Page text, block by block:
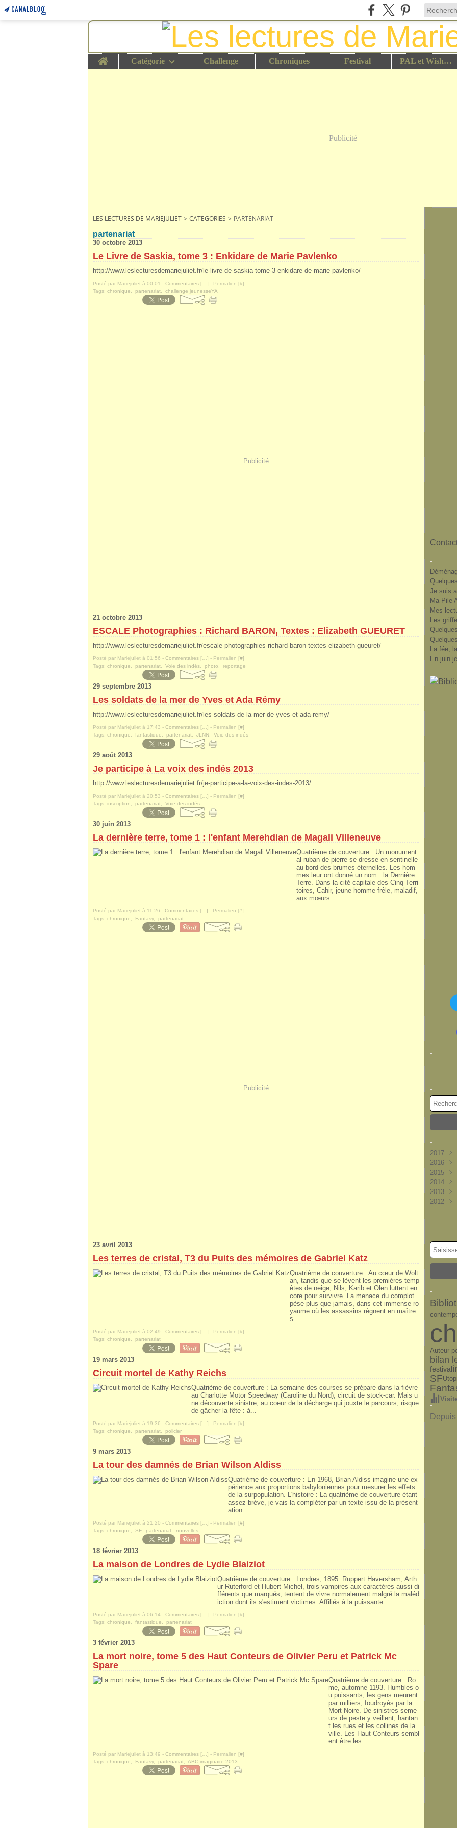
Home Catégorie Challenge Chroniques Festival PAL et Wish List
Publicité
LES LECTURES DE MARIEJULIET > CATEGORIES > PARTENARIAT
partenariat
30 octobre 2013
Le Livre de Saskia, tome 3 : Enkidare de Marie Pavlenko
http://www.leslecturesdemariejuliet.fr/le-livre-de-saskia-tome-3-enkidare-de-marie-pavlenko/
Posté par Mariejuliet à 00:01 - Commentaires [ ] - Permalien [#]
Tags: chronique partenariat challenge jeunesseYA
Publicité
21 octobre 2013
ESCALE Photographies : Richard BARON, Textes : Elizabeth GUEURET
http://www.leslecturesdemariejuliet.fr/escale-photographies-richard-baron-textes-elizabeth-gueuret/
Posté par Mariejuliet à 01:56 - Commentaires [ ] - Permalien [#]
Tags: chronique partenariat Voie des indés photo reportage
29 septembre 2013
Les soldats de la mer de Yves et Ada Rémy
http://www.leslecturesdemariejuliet.fr/les-soldats-de-la-mer-de-yves-et-ada-remy/
Posté par Mariejuliet à 17:43 - Commentaires [ ] - Permalien [#]
Tags: chronique fantastique partenariat JLNN Voie des indés
29 août 2013
Je participe à La voix des indés 2013
http://www.leslecturesdemariejuliet.fr/je-participe-a-la-voix-des-indes-2013/
Posté par Mariejuliet à 20:53 - Commentaires [ ] - Permalien [#]
Tags: inscription partenariat Voie des indés
30 juin 2013
La dernière terre, tome 1 : l'enfant Merehdian de Magali Villeneuve
Quatrième de couverture : Un monument
al ruban de pierre se dresse en sentinelle
au bord des brumes éternelles. Les hom
mes leur ont donné un nom : la Dernière
Terre. Dans la cité-capitale des Cinq Terri
toires, Cahir, jeune homme frêle, maladif,
aux mœurs...
Posté par Mariejuliet à 11:26 - Commentaires [ ] - Permalien [#]
Tags: chronique Fantasy, partenariat
Publicité
23 avril 2013
Les terres de cristal, T3 du Puits des mémoires de Gabriel Katz
Quatrième de couverture : Au cœur de Wolt
an, tandis que se lèvent les premières temp
êtes de neige, Nils, Karib et Olen luttent en
core pour survivre. La menace du complot
pèse plus que jamais, dans cet immense ro
yaume où les assassins règnent en maître
s....
Posté par Mariejuliet à 02:49 - Commentaires [ ] - Permalien [#]
Tags: chronique partenariat
19 mars 2013
Circuit mortel de Kathy Reichs
Quatrième de couverture : La semaine des courses se prépare dans la fièvre
au Charlotte Motor Speedway (Caroline du Nord), circuit de stock-car. Mais u
ne découverte sinistre, au coeur de la décharge qui jouxte le parcours, risque
de gâcher la fête : à...
Posté par Mariejuliet à 19:36 - Commentaires [ ] - Permalien [#]
Tags: chronique partenariat policier
9 mars 2013
La tour des damnés de Brian Wilson Aldiss
Quatrième de couverture : En 1968, Brian Aldiss imagine une ex
périence aux proportions babyloniennes pour mesurer les effets
de la surpopulation. L'histoire : La quatrième de couverture étant
assez brève, je vais la compléter par un texte issu de la présent
ation...
Posté par Mariejuliet à 21:20 - Commentaires [ ] - Permalien [#]
Tags: chronique SF, partenariat nouvelles
18 février 2013
La maison de Londres de Lydie Blaiziot
Quatrième de couverture : Londres, 1895. Ruppert Haversham, Arth
ur Ruterford et Hubert Michel, trois vampires aux caractères aussi di
fférents que marqués, tentent de vivre normalement malgré la maléd
iction dont ils s'estiment victimes. Affiliés à la puissante...
Posté par Mariejuliet à 06:14 - Commentaires [ ] - Permalien [#]
Tags: chronique fantastique partenariat
3 février 2013
La mort noire, tome 5 des Haut Conteurs de Olivier Peru et Patrick Mc
Spare
Quatrième de couverture : Ro
me, automne 1193. Humbles o
u puissants, les gens meurent
par milliers, foudroyés par la
Mort Noire. De sinistres seme
urs de peste y veillent, hantan
t les rues et les collines de la
ville. Les Haut-Conteurs sembl
ent être les...
Posté par Mariejuliet à 13:49 - Commentaires [ ] - Permalien [#]
Tags: chronique Fantasy, partenariat ABC imaginaire 2013
Je suis
Ma Pile
Mes
Les
La fée,
En juin
2017
Août
Juillet
Mars
2016
Mai
Avril
Mars
2015
Juin
Mai
Avril
2014
Juillet
Juin
Mai
Mars
2013
Août
Juillet
Juin
Avril
2012
Août
Juillet
Mai
Auteur
bilan
festival
SF